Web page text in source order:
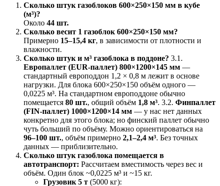
Сколько штук газоблоков 600×250×150 мм в кубе
(м³)?
Около 44 шт.
Сколько весит 1 газоблок 600×250×150 мм?
Примерно 15–15,4 кг, в зависимости от плотности и
влажности.
Сколько штук и м³ газоблока в поддоне? 3.1.
Европаллет (EUR‑паллет) 800×1200×145 мм —
стандартный европоддон 1,2 × 0,8 м лежит в основе
нагрузки. Для блока 600×250×150 объём одного —
0,0225 м³. На стандартном европоддоне обычно
помещается 80 шт., общий объём 1,8 м³. 3.2. Финпаллет
(FIN‑паллет) 1000×1200×14 мм — у нас нет данных
конкретно для этого блока; но финский паллет обычно
чуть больший по объёму. Можно ориентироваться на
96–100 шт., объём примерно 2,1–2,4 м³. Без точных
данных — приблизительно.
Сколько штук газоблока помещается в
автотранспорт: Рассчитаем вместимость через вес и
объём. Один блок ~0,0225 м³ и ~15 кг.
Грузовик 5 т (5000 кг):